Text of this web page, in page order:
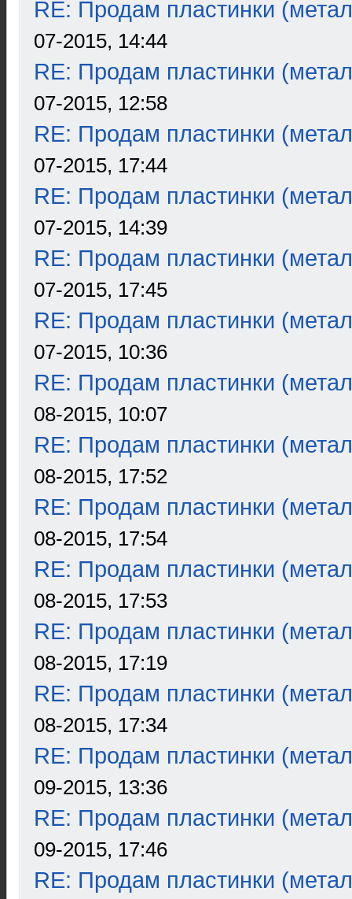
RE: Продам пластинки
07-2015, 14:44
RE: Продам пластинки
07-2015, 12:58
RE: Продам пластинки
07-2015, 17:44
RE: Продам пластинки
07-2015, 14:39
RE: Продам пластинки
07-2015, 17:45
RE: Продам пластинки
07-2015, 10:36
RE: Продам пластинки
08-2015, 10:07
RE: Продам пластинки
08-2015, 17:52
RE: Продам пластинки
08-2015, 17:54
RE: Продам пластинки
08-2015, 17:53
RE: Продам пластинки
08-2015, 17:19
RE: Продам пластинки
08-2015, 17:34
RE: Продам пластинки
09-2015, 13:36
RE: Продам пластинки
09-2015, 17:46
RE: Продам пластинки